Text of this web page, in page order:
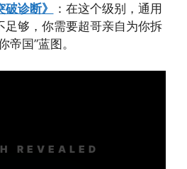
破诊断》
：在这个级别，通用
足够，你需要超哥亲自为你拆
帝国”蓝图。
REVEALED